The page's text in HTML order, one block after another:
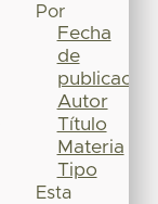
Por
Fecha
de
publicación
Autor
Título
Materia
Tipo
Esta